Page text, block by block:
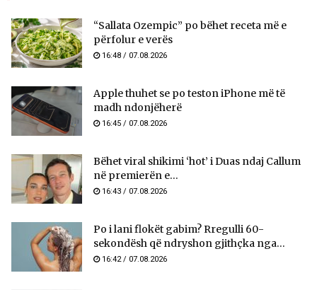
“Sallata Ozempic” po bëhet receta më e
përfolur e verës
16:48 / 07.08.2026
Apple thuhet se po teston iPhone më të
madh ndonjëherë
16:45 / 07.08.2026
Bëhet viral shikimi ‘hot’ i Duas ndaj Callum
në premierën e...
16:43 / 07.08.2026
Po i lani flokët gabim? Rregulli 60-
sekondësh që ndryshon gjithçka nga...
16:42 / 07.08.2026